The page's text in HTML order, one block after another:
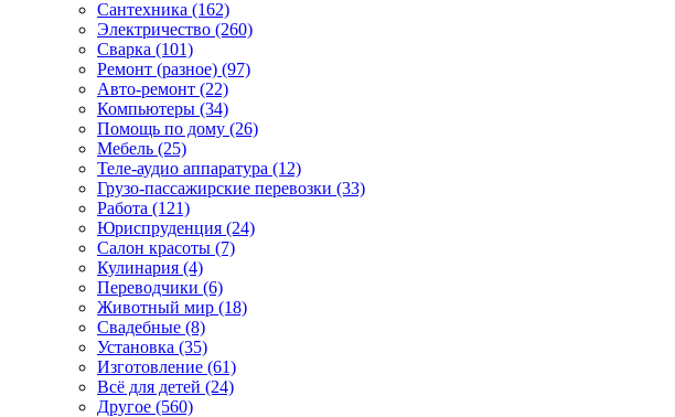
Сантехника (162)
Электричество (260)
Сварка (101)
Ремонт (разное) (97)
Авто-ремонт (22)
Компьютеры (34)
Помощь по дому (26)
Мебель (25)
Теле-аудио аппаратура (12)
Грузо-пассажирские перевозки (33)
Работа (121)
Юриспруденция (24)
Салон красоты (7)
Кулинария (4)
Переводчики (6)
Животный мир (18)
Свадебные (8)
Установка (35)
Изготовление (61)
Всё для детей (24)
Другое (560)